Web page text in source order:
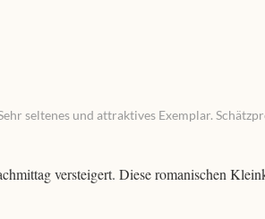
seltenes und attraktives Exemplar.
versteigert. Diese romanischen